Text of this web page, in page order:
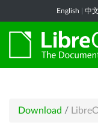
English 中
Download /